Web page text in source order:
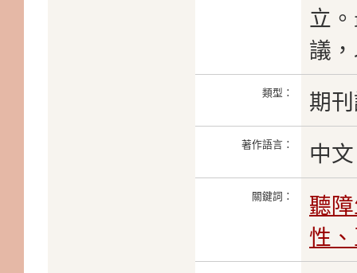
立
議
類型： 期
著作語言： 中文
關鍵詞：
聽
性